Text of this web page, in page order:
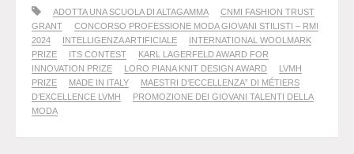
ADOTTA UNA SCUOLA DI ALTAGAMMA
CNMI FASHION TRUST
GRANT
CONCORSO PROFESSIONE MODA GIOVANI STILISTI – RMI
2024
INTELLIGENZA ARTIFICIALE
INTERNATIONAL WOOLMARK
PRIZE
ITS CONTEST
KARL LAGERFELD AWARD FOR
INNOVATION PRIZE
LORO PIANA KNIT DESIGN AWARD
LVMH
PRIZE
MADE IN ITALY
MAESTRI D’ECCELLENZA” DI MÉTIERS
D’EXCELLENCE LVMH
PROMOZIONE DEI GIOVANI TALENTI DELLA
MODA